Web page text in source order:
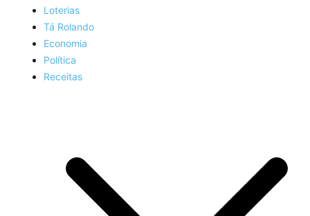
Loterias
Tá Rolando
Economia
Política
Receitas